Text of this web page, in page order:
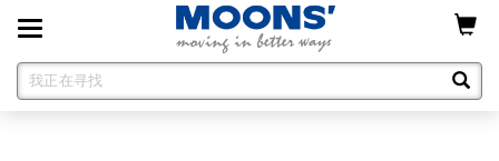
Toggle
navigation